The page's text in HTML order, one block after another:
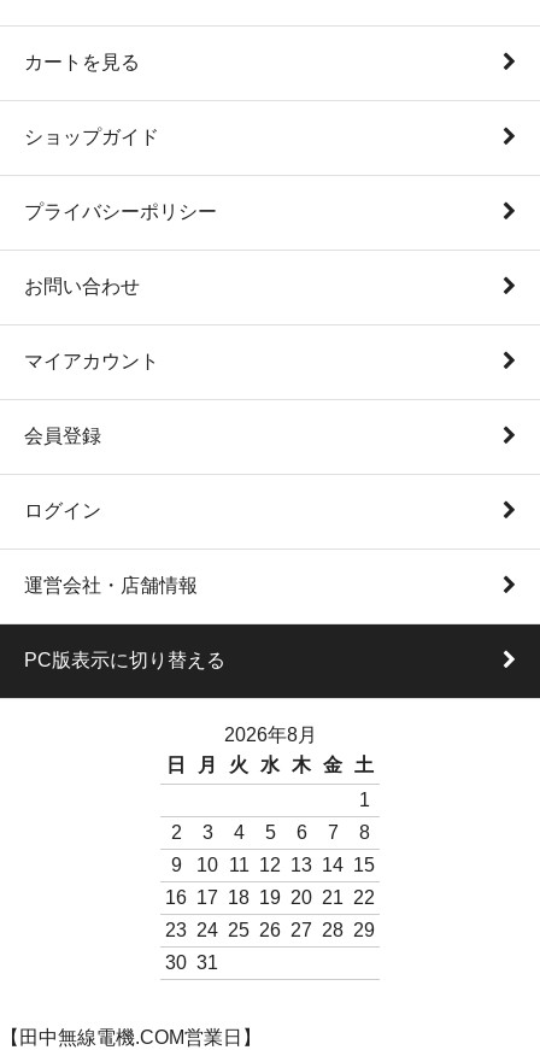
カートを見る
ショップガイド
プライバシーポリシー
お問い合わせ
マイアカウント
会員登録
ログイン
運営会社・店舗情報
PC版表示に切り替える
2026年8月
日
月 火 水 木 金
土
1
2
3 4 5 6 7
8
9
10 11 12 13 14 15
16 17 18 19 20 21 22
23 24 25 26 27 28 29
30 31
【田中無線電機.COM営業日】